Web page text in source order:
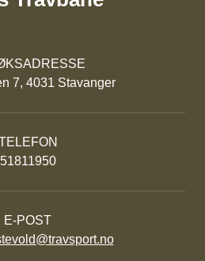
7, 4031 Stavanger
51811950
E-POST